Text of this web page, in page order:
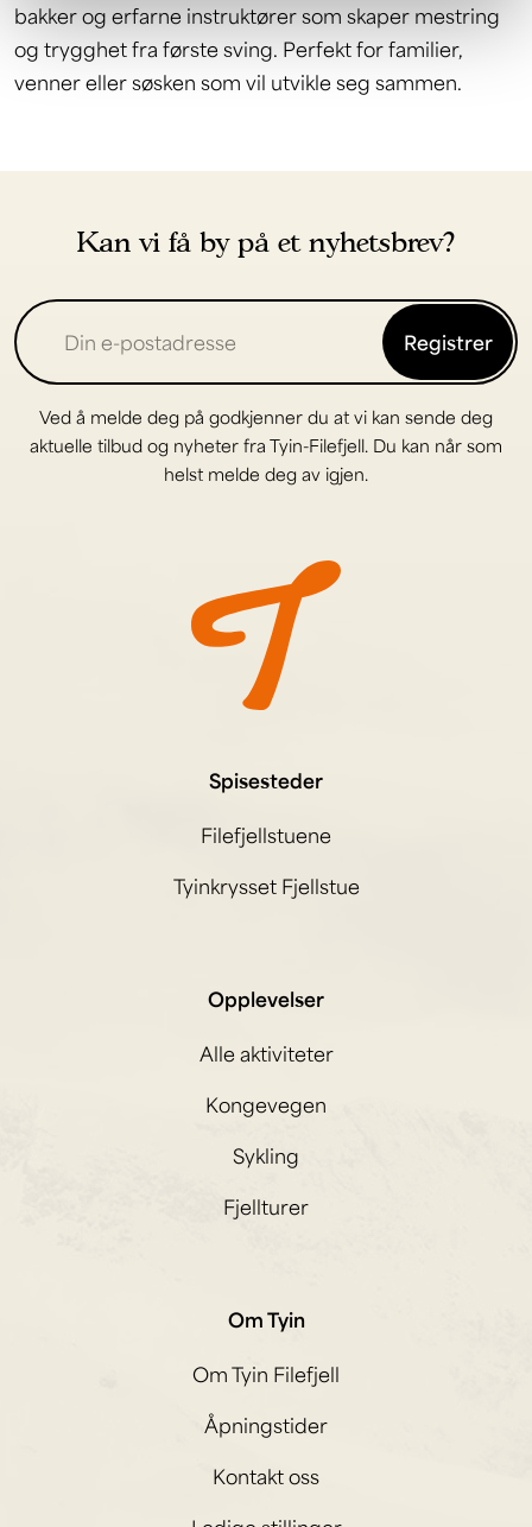
bakker og erfarne instruktører som skaper mestring
og trygghet fra første sving. Perfekt for familier,
venner eller søsken som vil utvikle seg sammen.
Kan vi få by på et nyhetsbrev?
Registrer
Ved å melde deg på godkjenner du at vi kan sende deg
aktuelle tilbud og nyheter fra Tyin-Filefjell. Du kan når som
helst melde deg av igjen.
Spisesteder
Filefjellstuene
Tyinkrysset Fjellstue
Opplevelser
Alle aktiviteter
Kongevegen
Sykling
Fjellturer
Om Tyin
Om Tyin Filefjell
Åpningstider
Kontakt oss